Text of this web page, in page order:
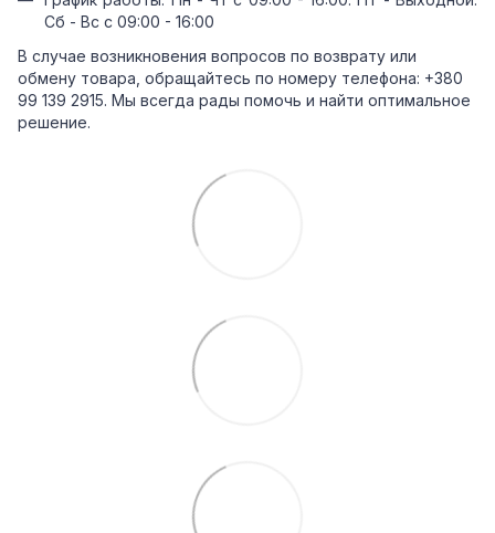
Сб - Вс с 09:00 - 16:00
В случае возникновения вопросов по возврату или
обмену товара, обращайтесь по номеру телефона: +380
99 139 2915. Мы всегда рады помочь и найти оптимальное
решение.